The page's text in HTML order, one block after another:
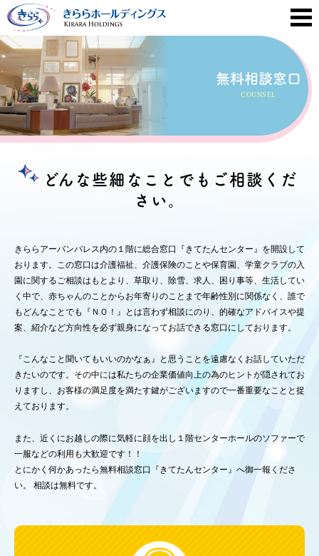
無料相談窓口
COUNSEL
どんな些細なことでもご相談くだ
さい。
きららアーバンパレス内の１階に総合窓口『きてたんセンター』を開設して
おります。この窓口は介護福祉、介護保険のことや保育園、学童クラブの入
園に関するご相談はもとより、草取り、除雪、求人、困り事等、生活してい
く中で、赤ちゃんのことからお年寄りのことまで年齢性別に関係なく、誰で
もどんなことでも『ＮＯ！』とは言わず相談にのり、的確なアドバイスや提
案、紹介など方向性を必ず親身になってお話できる窓口にしております。
『こんなこと聞いてもいいのかなぁ』と思うことを遠慮なくお話していただ
きたいのです。その中には私たちの企業価値向上の為のヒントが隠されてお
りますし、お客様の満足度を満たす鍵がございますので一番重要なことと捉
えております。
また、近くにお越しの際に気軽に顔を出し１階センターホールのソファーで
一服などの利用も大歓迎です！！
とにかく何かあったら無料相談窓口『きてたんセンター』へ御一報くださ
い。 相談は無料です。